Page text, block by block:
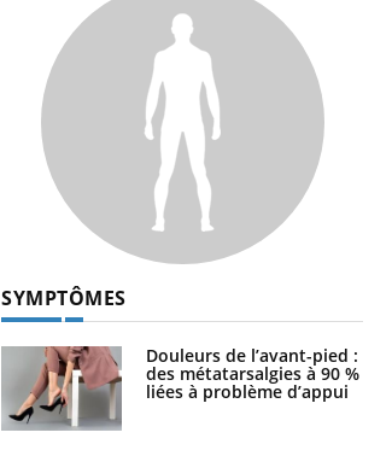
Comment oublier les écrans en
vacances ?
SYMPTÔMES
Douleurs de l’avant-pied :
des métatarsalgies à 90 %
liées à problème d’appui